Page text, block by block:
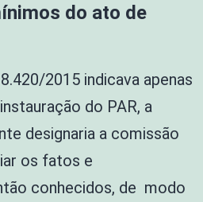
do ato de
2015 indicava apenas
do PAR, a
designaria a comissão
os fatos e
conhecidos, de modo